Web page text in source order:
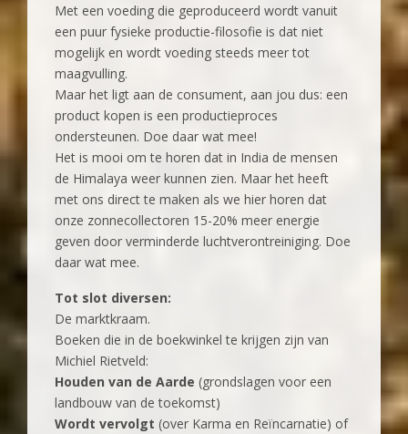
Met een voeding die geproduceerd wordt vanuit
een puur fysieke productie-filosofie is dat niet
mogelijk en wordt voeding steeds meer tot
maagvulling.
Maar het ligt aan de consument, aan jou dus: een
product kopen is een productieproces
ondersteunen. Doe daar wat mee!
Het is mooi om te horen dat in India de mensen
de Himalaya weer kunnen zien. Maar het heeft
met ons direct te maken als we hier horen dat
onze zonnecollectoren 15-20% meer energie
geven door verminderde luchtverontreiniging. Doe
daar wat mee.
Tot slot diversen:
De marktkraam.
Boeken die in de boekwinkel te krijgen zijn van
Michiel Rietveld:
Houden van de Aarde (grondslagen voor een
landbouw van de toekomst)
Wordt vervolgt (over Karma en Reïncarnatie) of